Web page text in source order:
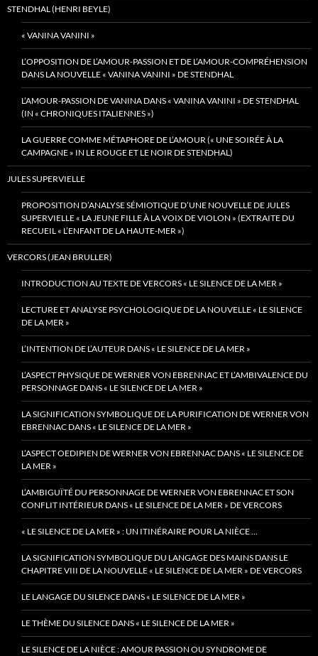
STENDHAL (HENRI BEYLE)
« VANINA VANINI »
L’OPPOSITION DE L’AMOUR-PASSION ET DE L’AMOUR-COMPRÉHENSION
DANS LA NOUVELLE « VANINA VANINI » DE STENDHAL
L’AMOUR-PASSION DE VANINA DANS « VANINA VANINI » DE STENDHAL
(IN « CHRONIQUES ITALIENNES »)
LA GUERRE COMME MÉTAPHORE DE L’AMOUR (« UNE SOIRÉE À LA
CAMPAGNE » IN LE ROUGE ET LE NOIR DE STENDHAL)
JULES SUPERVIELLE
PROPOSITION D’ANALYSE SÉMIOTIQUE D’UNE NOUVELLE DE JULES
SUPERVIELLE « LA JEUNE FILLE À LA VOIX DE VIOLON » (EXTRAITE DU
RECUEIL « L’ENFANT DE LA HAUTE-MER »)
VERCORS (JEAN BRULLER)
INTRODUCTION AU TEXTE DE VERCORS « LE SILENCE DE LA MER »
LECTURE ET ANALYSE PSYCHOLOGIQUE DE LA NOUVELLE « LE SILENCE
DE LA MER »
L’INTENTION DE L’AUTEUR DANS « LE SILENCE DE LA MER »
L’ASPECT PHYSIQUE DE WERNER VON EBRENNAC ET L’AMBIVALENCE DU
PERSONNAGE DANS « LE SILENCE DE LA MER »
LA SIGNIFICATION SYMBOLIQUE DE LA PURIFICATION DE WERNER VON
EBRENNAC DANS « LE SILENCE DE LA MER »
L’ASPECT OEDIPIEN DE WERNER VON EBRENNAC DANS « LE SILENCE DE
LA MER »
L’AMBIGUÏTÉ DU PERSONNAGE DE WERNER VON EBRENNAC ET SON
CONFLIT INTÉRIEUR DANS « LE SILENCE DE LA MER » DE VERCORS
« LE SILENCE DE LA MER » : UN ITINÉRAIRE POUR LA NIÈCE …
LA SIGNIFICATION SYMBOLIQUE DU LANGAGE DES MAINS DANS LE
CHAPITRE VIII DE LA NOUVELLE « LE SILENCE DE LA MER » DE VERCORS
LE LANGAGE DU SILENCE DANS « LE SILENCE DE LA MER »
LE THÈME DU SILENCE DANS « LE SILENCE DE LA MER »
LE SILENCE DE LA NIÈCE : AMOUR PASSION OU SYNDROME DE